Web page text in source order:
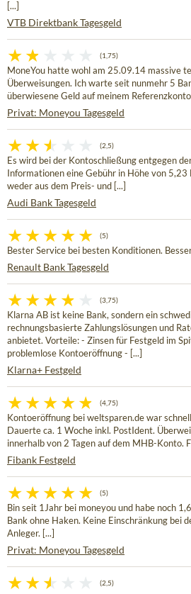
[...]
VTB Direktbank Tagesgeld
(1,75)
MoneYou hatte wohl am 25.09.14 massive
Überweisungen. Ich warte seit nunmehr 5
überwiesene Geld auf meinem
Privat: Moneyou Tagesgeld
(2,5)
Es wird bei der Kontoschließung entgegen
Informationen eine Gebühr in Höhe von
weder aus dem Preis- und [...]
Audi Bank Tagesgeld
(5)
Bester Service bei besten Konditionen.
Renault Bank Tagesgeld
(3,75)
Klarna AB ist keine Bank, sondern ein
rechnungsbasierte Zahlungslösungen und
anbietet. Vorteile: - Zinsen für Festgeld im
problemlose Kontoeröffnung - [...]
Klarna+ Festgeld
(4,75)
Kontoeröffnung bei weltsparen.de war
Dauerte ca. 1 Woche inkl. PostIdent.
innerhalb von 2 Tagen auf dem MHB-Konto.
Fibank Festgeld
(5)
Bin seit 1Jahr bei moneyou und habe noch
Bank ohne Haken. Keine Einschränkung bei
Anleger. [...]
Privat: Moneyou Tagesgeld
(2,5)